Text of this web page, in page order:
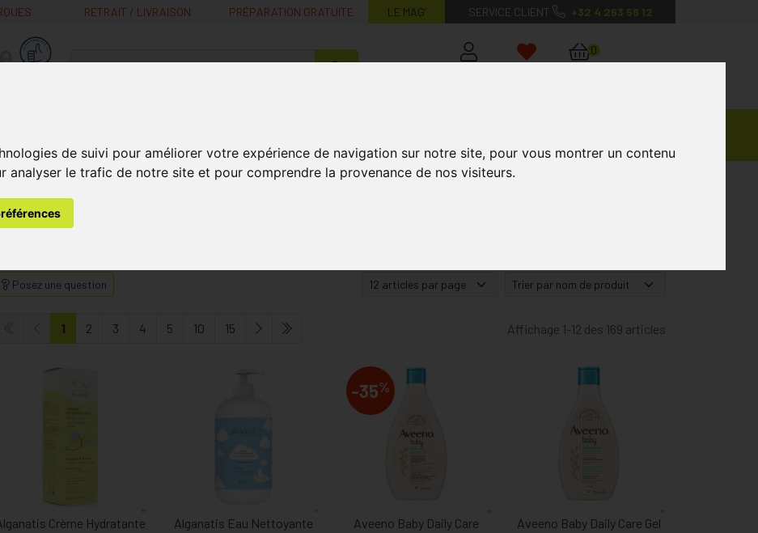
de suivi pour améliorer votre expérience de navigation sur notre site, pour vous montrer un contenu
analyser le trafic de notre site et pour comprendre la provenance de nos visiteurs.
RETRAIT / LIVRAISON PRÉPARATION GRATUITE LE MAG’ SERVICE CLIENT +32 4 263 56 12
MaPharmacie.be ma santé, mes conseils, mes prix
0
-
Bébé Mon Bébé a la Peau Normale
Normale
Posez une question
Affichage 1-12 des 169 articles
1 2 3 4 5 10 15
Crème Hydratante
Alganatis Eau Nettoyante
-35%
Aveeno Baby Daily Care
Aveeno Baby Daily Care Gel